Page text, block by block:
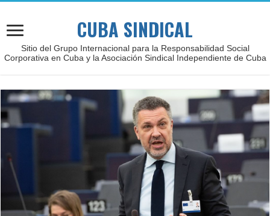
CUBA SINDICAL
Sitio del Grupo Internacional para la Responsabilidad Social
Corporativa en Cuba y la Asociación Sindical Independiente de Cuba